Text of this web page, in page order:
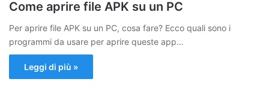
Come aprire file APK su un PC
Per aprire file APK su un PC, cosa fare? Ecco quali sono i
programmi da usare per aprire queste app…
Leggi di più »